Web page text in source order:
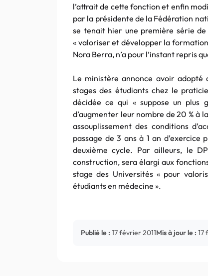
l’attrait de cette fonction et enfin
par la présidente de la Fédération
se tenait hier une première série de
« valoriser et développer la
Nora Berra, n’a pour l’instant repris
Le ministère annonce avoir adopté
stages des étudiants chez le
décidée ce qui « suppose un plus
d’augmenter leur nombre de 20 % à
assouplissement des conditions
passage de 3 ans à 1 an
deuxième cycle. Par ailleurs, le
construction, sera élargi aux
stage des Universités « pour
étudiants en médecine ».
Publié le : 17 février 2011Mis à jour le : 17